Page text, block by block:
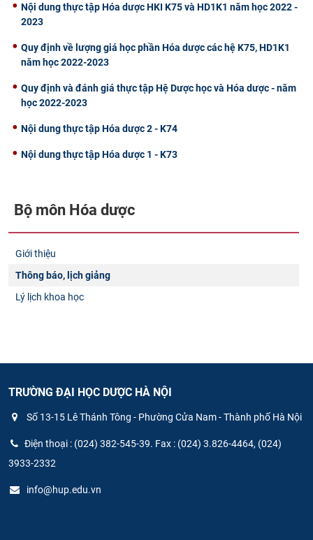
Nội dung thực tập Hóa dược HKI K75 và HD1K1 năm học 2022 -
2023
Quy định về lượng giá học phần Hóa dược các hệ K75, HD1K1
năm học 2022-2023
Quy định và đánh giá thực tập Hệ Dược học và Hóa dược - năm
học 2022-2023
Nội dung thực tập Hóa dược 2 - K74
Nội dung thực tập Hóa dược 1 - K73
Bộ môn Hóa dược
Giới thiệu
Thông báo, lịch giảng
Lý lịch khoa học
TRƯỜNG ĐẠI HỌC DƯỢC HÀ NỘI
Số 13-15 Lê Thánh Tông - Phường Cửa Nam - Thành phố Hà Nội
Điện thoại : (024) 382-545-39. Fax : (024) 3.826-4464, (024)
3933-2332
info@hup.edu.vn